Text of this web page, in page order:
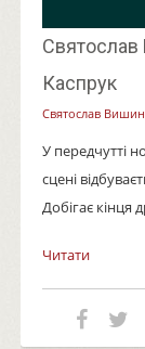
Святослав
Каспрук
Святослав
У передчутті
сцені
Добігає кінця
Читати